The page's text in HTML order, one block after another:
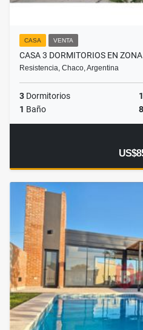
CASA VENTA
CASA 3 DORMITORIOS EN
Resistencia, Chaco, Argentina
3 Dormitorios 1
1 Baño